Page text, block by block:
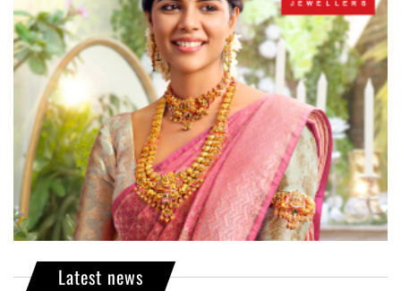
Latest news